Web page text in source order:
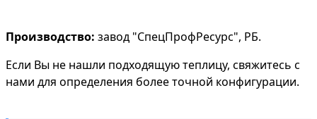
Производство: завод "СпецПрофРесурс", РБ.
Если Вы не нашли подходящую теплицу, свяжитесь с
нами для определения более точной конфигурации.